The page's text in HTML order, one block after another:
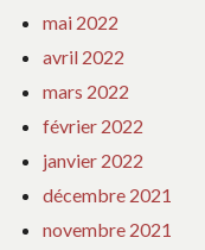
mai 2022
avril 2022
mars 2022
février 2022
janvier 2022
décembre 2021
novembre 2021